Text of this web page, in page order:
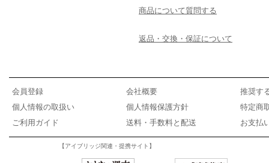
商品について質問する
返品・交換・保証について
会員登録 会社概要
推奨す
個人情報の取扱い
個人情報保護方針
特定商
ご利用ガイド
送料・手数料と配送 お支払
【アイブリッジ関連・提携サイト】